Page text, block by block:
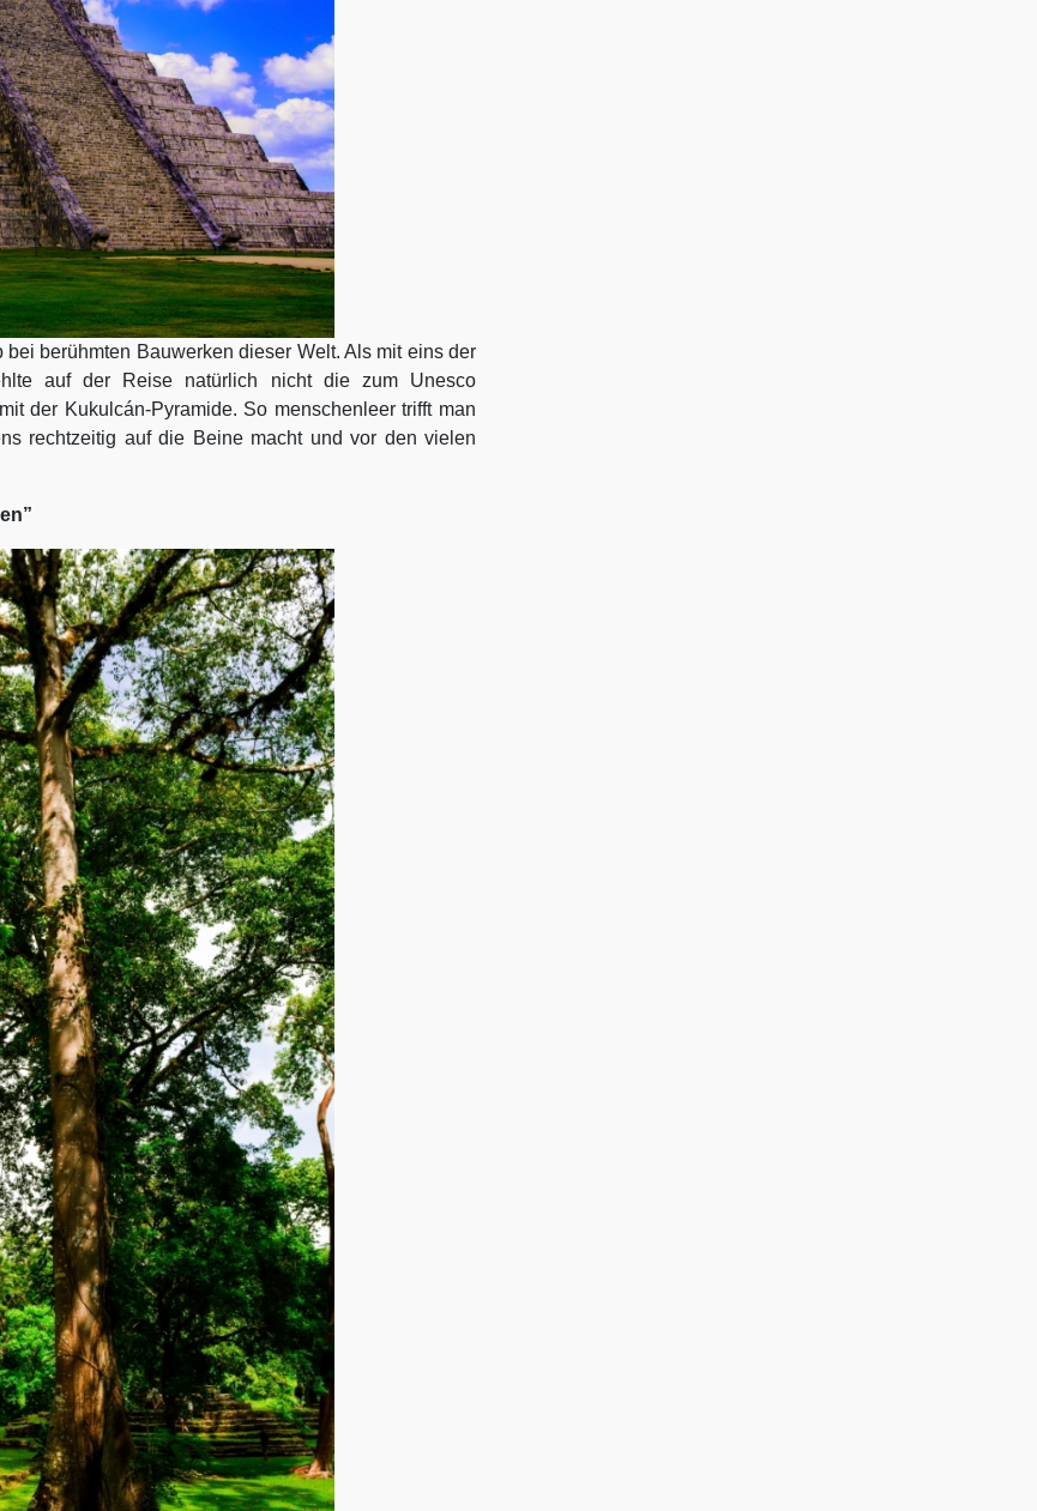
berühmten Bauwerken dieser Welt. Als mit eins der
auf der Reise natürlich nicht die zum Unesco
der Kukulcán-Pyramide. So menschenleer trifft man
rechtzeitig auf die Beine macht und vor den vielen